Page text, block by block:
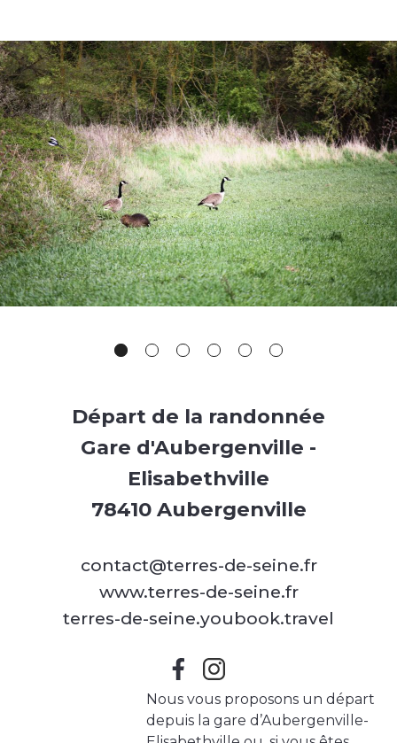
Départ de la randonnée
Gare d'Aubergenville -
Elisabethville
78410 Aubergenville
contact@terres-de-seine.fr
www.terres-de-seine.fr
terres-de-seine.youbook.travel
Nous vous proposons un départ
depuis la gare d’Aubergenville-